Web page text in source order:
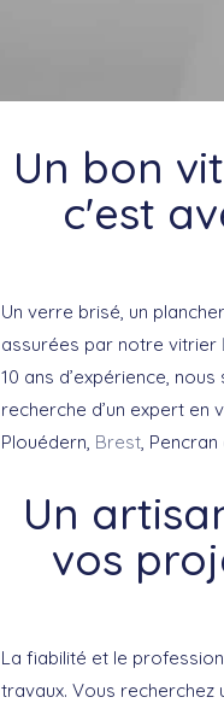
Un bon
c'est
Un verre brisé, un
assurées par notre vitrier
10 ans d’expérience,
recherche d’un expert en
Plouédern, Brest,
Un
vos
La fiabilité et le
travaux. Vous recherchez